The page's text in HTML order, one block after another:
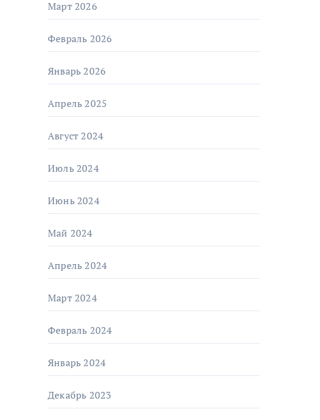
Март 2026
Февраль 2026
Январь 2026
Апрель 2025
Август 2024
Июль 2024
Июнь 2024
Май 2024
Апрель 2024
Март 2024
Февраль 2024
Январь 2024
Декабрь 2023